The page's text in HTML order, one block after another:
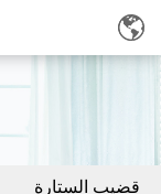
قضيب الستارة